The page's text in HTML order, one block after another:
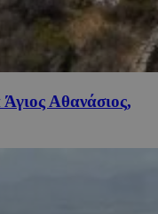
Άγιος Αθανάσιος,